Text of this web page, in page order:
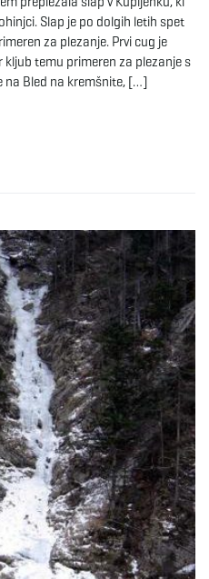
Slap je po dolgih letih spet
za plezanje. Prvi cug je
temu primeren za plezanje s
na Bled na kremšnite, […]